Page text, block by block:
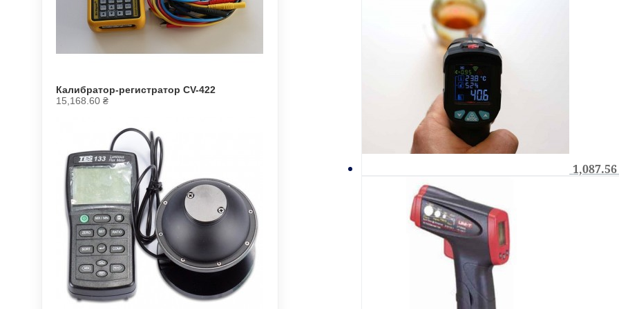
Калибратор-регистратор CV-422
15,168.60 ₴